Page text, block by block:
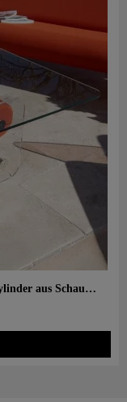
Design Couchtisch XL MW – Glasplatte, Zylinder aus Schaumstoff mit Wabenstruktur